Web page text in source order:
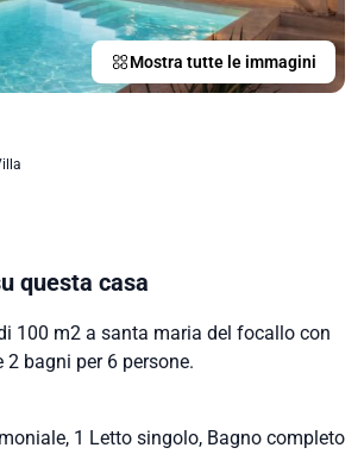
Mostra tutte le immagini
questa casa
100 m2 a santa maria del focallo con
bagni per 6 persone.
1 Letto singolo, Bagno completo